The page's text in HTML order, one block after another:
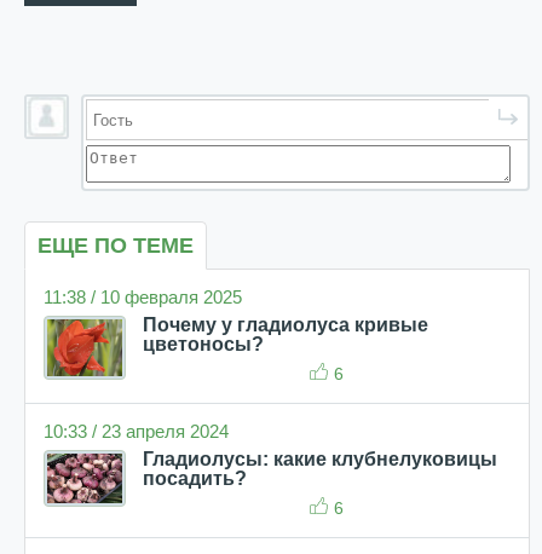
ЕЩЕ ПО ТЕМЕ
11:38 / 10 февраля 2025
Почему у гладиолуса кривые
цветоносы?
6
10:33 / 23 апреля 2024
Гладиолусы: какие клубнелуковицы
посадить?
6